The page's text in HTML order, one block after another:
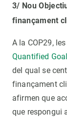
3/ Nou
finançament
A la COP29,
Quantified
del qual se
finançament
afirmen que
que respongui